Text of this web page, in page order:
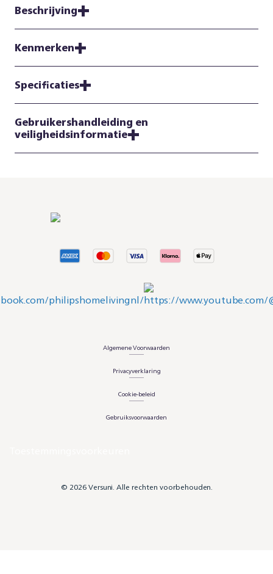
Beschrijving
Kenmerken
Specificaties
Gebruikershandleiding en
veiligheidsinformatie
Algemene Voorwaarden
Privacyverklaring
Cookie-beleid
Gebruiksvoorwaarden
© 2026 Versuni. Alle rechten voorbehouden.